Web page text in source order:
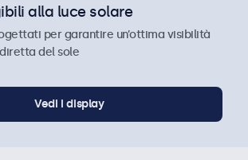
alla luce solare
per garantire un’ottima visibilità
del sole
Vedi i display